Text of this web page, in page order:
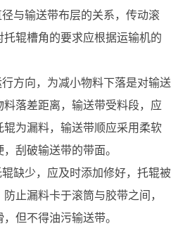
与输送带布层的关系，传动滚
辊槽角的要求应根据运输机的
方向，为减小物料下落是对输送
落差距离，输送带受料段，应
为漏料，输送带顺应采用柔软
刮破输送带的带面。
缺少，应及时添加修好，托辊被
止漏料卡于滚筒与胶带之间，
但不得油污输送带。